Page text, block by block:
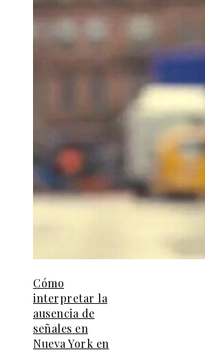
Cómo
interpretar la
ausencia de
señales en
Nueva York en